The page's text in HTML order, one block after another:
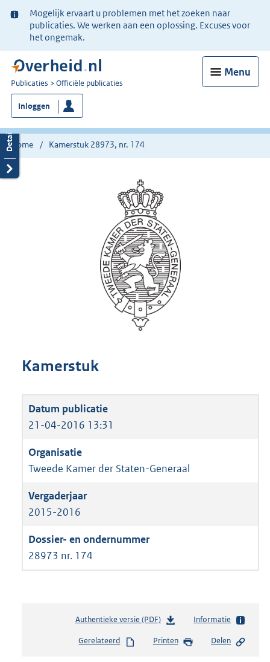
Ter
informatie:
Mogelijk ervaart u problemen met het zoeken naar
publicaties. We werken aan een oplossing. Excuses voor
het ongemak.
Menu
U
bent
nu
hier:
Publicaties Officiële publicaties
Inloggen
Home Kamerstuk 28973, nr. 174
Kamerstuk
21-04-2016 13:31
Tweede Kamer der Staten-Generaal
2015-2016
28973 nr. 174
Authentieke versie (PDF)b
s
Informatie
Gerelateerd Printen Delen